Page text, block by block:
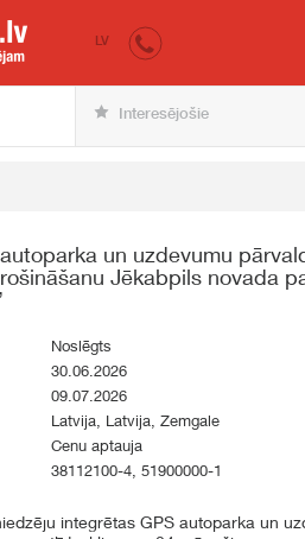
iepirkumi.lv
LV
Interesējošie
un uzdevumu
Jēkabpils novada
Noslēgts
30.06.2026
09.07.2026
Latvija, Latvija, Zemgale
Cenu aptauja
38112100-4, 51900000-1
integrētas GPS autoparka un